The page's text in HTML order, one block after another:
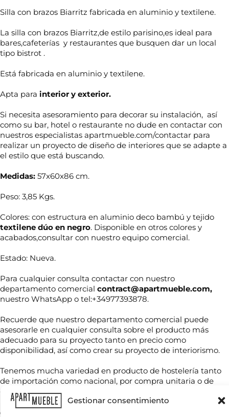
Gestionar consentimiento
Silla con brazos Biarritz fabricada en aluminio y textilene.
La silla con brazos Biarritz,de estilo parisino,es ideal para
bares,cafeterías y restaurantes que busquen dar un local
tipo bistrot .
Está fabricada en aluminio y textilene.
Apta para interior y exterior.
Si necesita asesoramiento para decorar su instalación, así
como su bar, hotel o restaurante no dude en contactar con
nuestros especialistas apartmueble.com/contactar para
realizar un proyecto de diseño de interiores que se adapte a
el estilo que está buscando.
Medidas: 57x60x86 cm.
Peso: 3,85 Kgs.
Colores: con estructura en aluminio deco bambú y tejido
textilene dúo en negro. Disponible en otros colores y
acabados,consultar con nuestro equipo comercial.
Estado: Nueva.
Para cualquier consulta contactar con nuestro
departamento comercial contract@apartmueble.com,
nuestro WhatsApp o tel:+34977393878.
Recuerde que nuestro departamento comercial puede
asesorarle en cualquier consulta sobre el producto más
adecuado para su proyecto tanto en precio como
disponibilidad, así como crear su proyecto de interiorismo.
Tenemos mucha variedad en producto de hostelería tanto
de importación como nacional, por compra unitaria o de
contenedores.
E
n
v
í
o
m
b
r
T
l
é
o
n
C
o